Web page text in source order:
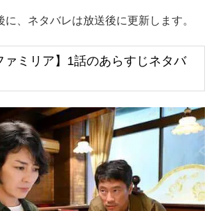
に、ネタバレは放送後に更新します。
ァミリア】1話のあらすじネタバ